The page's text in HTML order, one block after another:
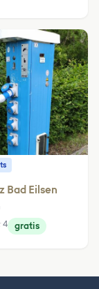
Bad Eilsen
4 gratis